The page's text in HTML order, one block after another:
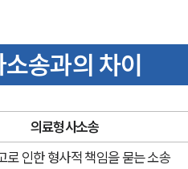
송과의 차이
의료형사소송
로 인한 형사적 책임을 묻는 소송